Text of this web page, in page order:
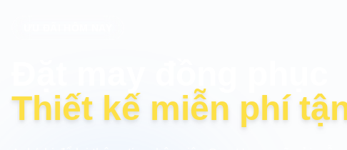
Thiết kế miễn phí